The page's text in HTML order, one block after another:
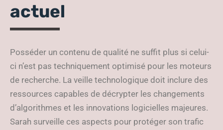
actuel
Posséder un contenu de qualité ne suffit plus si celui-
ci n’est pas techniquement optimisé pour les moteurs
de recherche. La veille technologique doit inclure des
ressources capables de décrypter les changements
d’algorithmes et les innovations logicielles majeures.
Sarah surveille ces aspects pour protéger son trafic